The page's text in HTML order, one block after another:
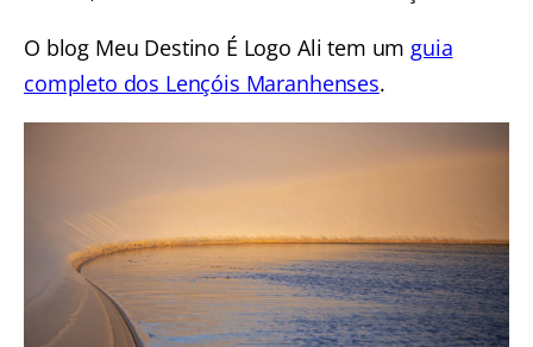
O blog Meu Destino É Logo Ali tem um guia
completo dos Lençóis Maranhenses.